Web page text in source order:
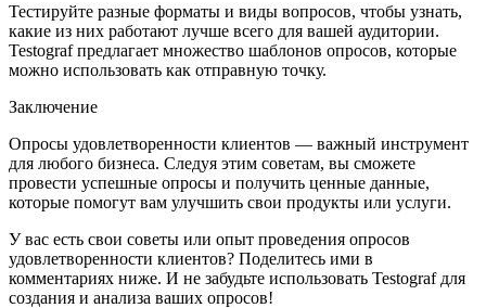
Тестируйте разные форматы и виды вопросов, чтобы узнать,
какие из них работают лучше всего для вашей аудитории.
Testograf предлагает множество шаблонов опросов, которые
можно использовать как отправную точку.
Заключение
Опросы удовлетворенности клиентов — важный инструмент
для любого бизнеса. Следуя этим советам, вы сможете
провести успешные опросы и получить ценные данные,
которые помогут вам улучшить свои продукты или услуги.
У вас есть свои советы или опыт проведения опросов
удовлетворенности клиентов? Поделитесь ими в
комментариях ниже. И не забудьте использовать Testograf для
создания и анализа ваших опросов!